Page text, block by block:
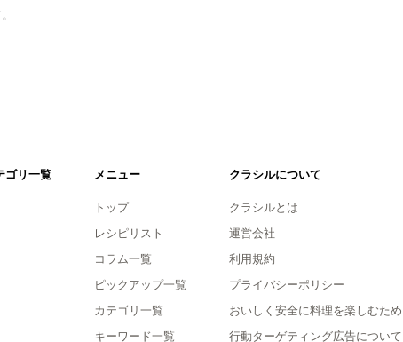
ゴリ一覧 メニュー
トップ
レシピリスト
コラム一覧
ピックアップ一覧
カテゴリ一覧
キーワード一覧
クラシルについて
クラシルとは
運営会社
利用規約
プライバシーポリシー
おいしく安全に料理を楽しむため
行動ターゲティング広告について